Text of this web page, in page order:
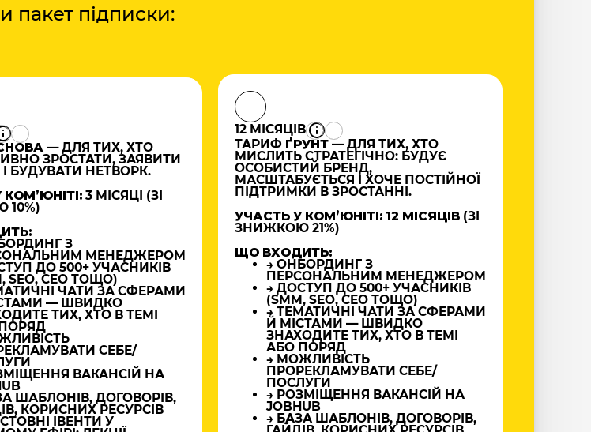
пакет підписки:
— ДЛЯ ТИХ, ХТО
ЗРОСТАТИ, ЗАЯВИТИ
БУДУВАТИ НЕТВОРК.
3 МІСЯЦІ (ЗІ
З
МЕНЕДЖЕРОМ
ДО 500+ УЧАСНИКІВ
SEO, CEO ТОЩО)
ЧАТИ ЗА СФЕРАМИ
— ШВИДКО
ТИХ, ХТО В ТЕМІ
СЕБЕ/
ВАКАНСІЙ НА
ШАБЛОНІВ, ДОГОВОРІВ,
КОРИСНИХ РЕСУРСІВ
ІВЕНТИ У
12 МІСЯЦІВ
ТАРИФ ҐРУНТ— ДЛЯ ТИХ, ХТО
МИСЛИТЬ СТРАТЕГІЧНО: БУДУЄ
ОСОБИСТИЙ БРЕНД,
МАСШТАБУЄТЬСЯ І ХОЧЕ ПОСТІЙНОЇ
ПІДТРИМКИ В ЗРОСТАННІ.
УЧАСТЬ У КОМʼЮНІТІ: 12 МІСЯЦІВ (ЗІ
ЗНИЖКОЮ 21%)
ЩО ВХОДИТЬ:
→ ОНБОРДИНГ З
ПЕРСОНАЛЬНИМ МЕНЕДЖЕРОМ
→ ДОСТУП ДО 500+ УЧАСНИКІВ
(SMM, SEO, CEO ТОЩО)
→ ТЕМАТИЧНІ ЧАТИ ЗА СФЕРАМИ
Й МІСТАМИ — ШВИДКО
ЗНАХОДИТЕ ТИХ, ХТО В ТЕМІ
АБО ПОРЯД
→ МОЖЛИВІСТЬ
ПРОРЕКЛАМУВАТИ СЕБЕ/
ПОСЛУГИ
→ РОЗМІЩЕННЯ ВАКАНСІЙ НА
JOBHUB
→ БАЗА ШАБЛОНІВ, ДОГОВОРІВ,